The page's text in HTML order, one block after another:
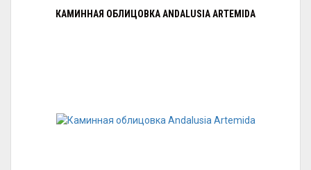
КАМИННАЯ ОБЛИЦОВКА ANDALUSIA ARTEMIDA